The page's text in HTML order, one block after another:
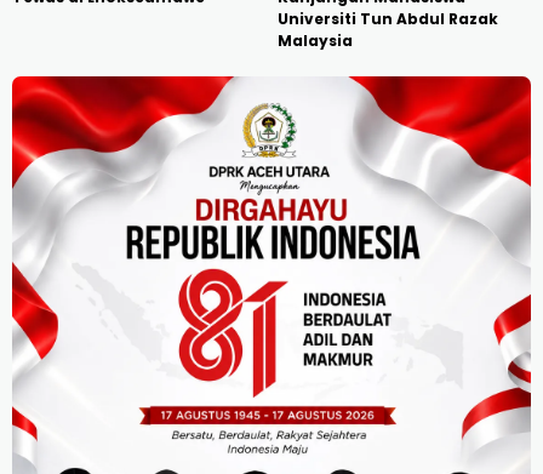
Universiti Tun Abdul Razak
Malaysia